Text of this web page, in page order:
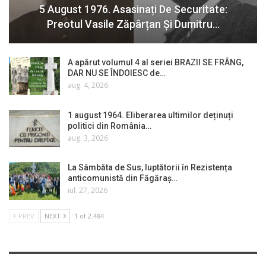
5 August 1976. Asasinați De Securitate:
Preotul Vasile Zăpârțan Și Dumitru…
A apărut volumul 4 al seriei BRAZII SE FRÂNG,
DAR NU SE ÎNDOIESC de…
aug. 4, 2026
1 august 1964. Eliberarea ultimilor deținuți
politici din România…
aug. 3, 2026
La Sâmbăta de Sus, luptătorii în Rezistența
anticomunistă din Făgăraș…
iul. 27, 2026
PREV NEXT 1 of 2.484